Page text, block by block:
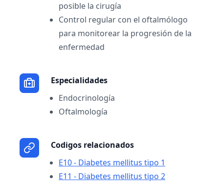
posible la cirugía
Control regular con el oftalmólogo
para monitorear la progresión de la
enfermedad
Especialidades
Endocrinología
Oftalmología
Codigos relacionados
E10 - Diabetes mellitus tipo 1
E11 - Diabetes mellitus tipo 2